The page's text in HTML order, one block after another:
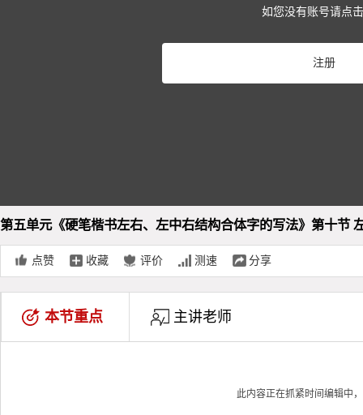
如您没有账号请点
注册
第五单元《硬笔楷书左右、左中右结构合体字的写法》第十节
点赞 收藏 评价 测速 分享
本节重点 主讲老师
此内容正在抓紧时间编辑中